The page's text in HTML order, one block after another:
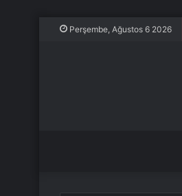
Perşembe, Ağustos 6 2026